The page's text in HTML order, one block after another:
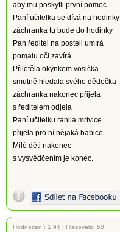
aby mu poskytli první pomoc
Paní učitelka se dívá na hodinky
záchranka tu bude do hodinky
Pan ředitel na posteli umírá
pomalu oči zavírá
Přiletěla okýnkem vosička
smutně hledala svého dědečka
záchranka nakonec přijela
s ředitelem odjela
Paní učitelku ranila mrtvice
přijela pro ní nějaká babice
Milé děti nakonec
s vysvědčením je konec.
Hodnocení: 1.94 | Hlasovalo: 50